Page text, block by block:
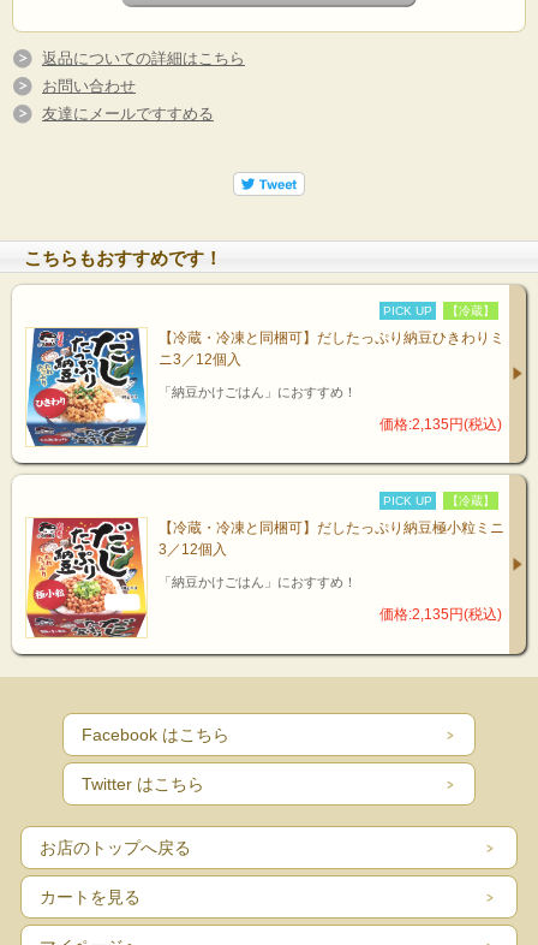
返品についての詳細はこちら
お問い合わせ
友達にメールですすめる
こちらもおすすめです！
PICK UP 【冷蔵】
【冷蔵・冷凍と同梱可】だしたっぷり納豆ひきわりミ
ニ3／12個入
「納豆かけごはん」におすすめ！
価格:2,135円(税込)
PICK UP 【冷蔵】
【冷蔵・冷凍と同梱可】だしたっぷり納豆極小粒ミニ
3／12個入
「納豆かけごはん」におすすめ！
価格:2,135円(税込)
Facebook はこちら
Twitter はこちら
お店のトップへ戻る
カートを見る